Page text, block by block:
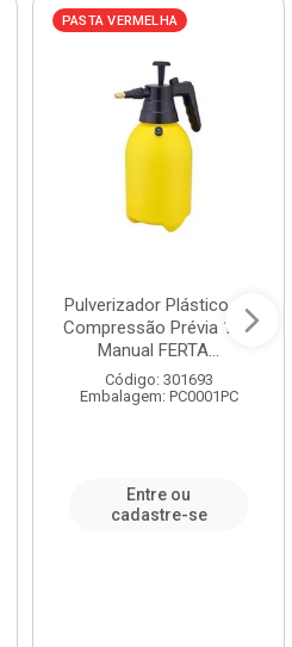
PASTA VERMELHA
Pulverizador Plástico de
Compressão Prévia 1,5L
Manual FERTA...
Código: 301693
Embalagem: PC0001PC
Entre ou
cadastre-se